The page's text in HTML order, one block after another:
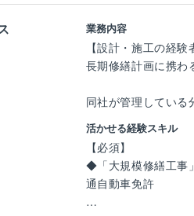
・座学研修
∟CADの使い方や打
びます。
・先輩社員との同行
タート。
∟未経験者でも約1年
経験者にはスキル
す。
＜仕事の魅力＞
業務内容
【設計・施工の経
長期修繕計画に携わ
同社が管理している
修繕工事計画」や「
する提案、監理業務
図面確認、現地確認
規模修繕工事受注に
いただきます。
活かせる経験スキル
【必須】
◆「大規模修繕工
通自動車免許